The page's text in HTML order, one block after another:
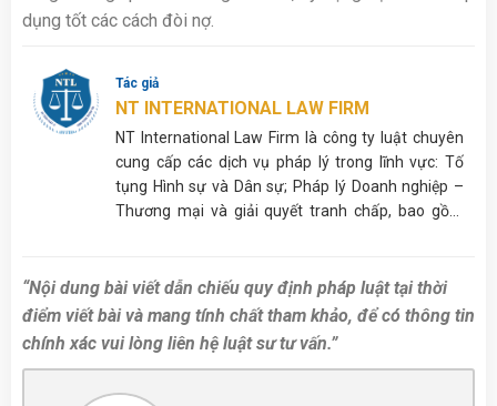
dụng tốt các cách đòi nợ.
Tác giả
NT INTERNATIONAL LAW FIRM
NT International Law Firm là công ty luật chuyên
cung cấp các dịch vụ pháp lý trong lĩnh vực: Tố
tụng Hình sự và Dân sự; Pháp lý Doanh nghiệp –
Thương mại và giải quyết tranh chấp, bao gồm
“Nội dung bài viết dẫn chiếu quy định pháp luật tại thời
điểm viết bài và mang tính chất tham khảo, để có thông tin
chính xác vui lòng liên hệ luật sư tư vấn.”